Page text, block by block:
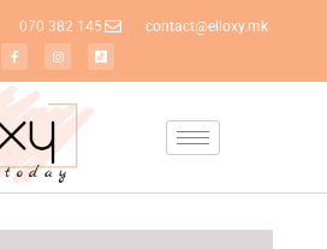
070 382 145 contact@elloxy.mk